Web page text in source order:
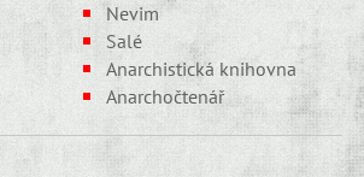
Nevim
Salé
Anarchistická knihovna
Anarchočtenář